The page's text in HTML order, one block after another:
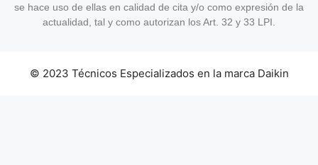
se hace uso de ellas en calidad de cita y/o como expresión de la
actualidad, tal y como autorizan los Art. 32 y 33 LPI.
© 2023 Técnicos Especializados en la marca Daikin